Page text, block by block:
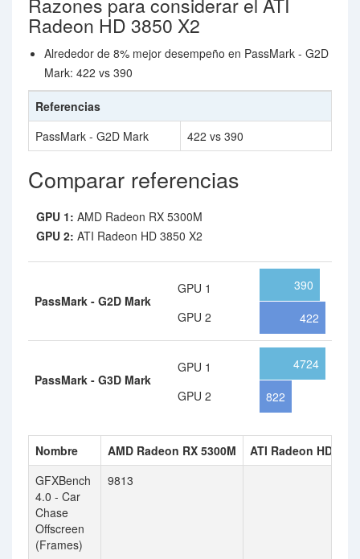
Radeon HD 3850 X2
Alrededor de 8% mejor desempeño en PassMark - G2D
Mark: 422 vs 390
Referencias
PassMark - G2D Mark
422 vs 390
Comparar referencias
GPU 1: AMD Radeon RX 5300M
GPU 2: ATI Radeon HD 3850 X2
PassMark - G2D Mark
GPU 1
GPU 2
390
422
PassMark - G3D Mark
GPU 1
GPU 2
4724
822
Nombre AMD Radeon RX 5300M
ATI Radeon HD
GFXBench
4.0 - Car
Chase
Offscreen
(Frames)
9813